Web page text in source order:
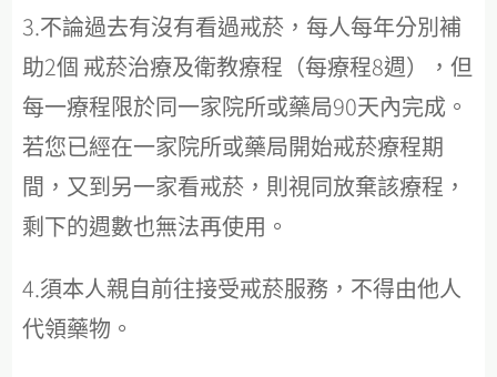
3.不論過去有沒有看過戒菸，每人每年分別補
助2個 戒菸治療及衛教療程（每療程8週），但
每一療程限於同一家院所或藥局90天內完成。
若您已經在一家院所或藥局開始戒菸療程期
間，又到另一家看戒菸，則視同放棄該療程，
剩下的週數也無法再使用。
4.須本人親自前往接受戒菸服務，不得由他人
代領藥物。